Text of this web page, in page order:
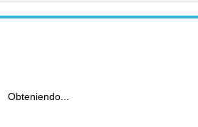
Obteniendo...